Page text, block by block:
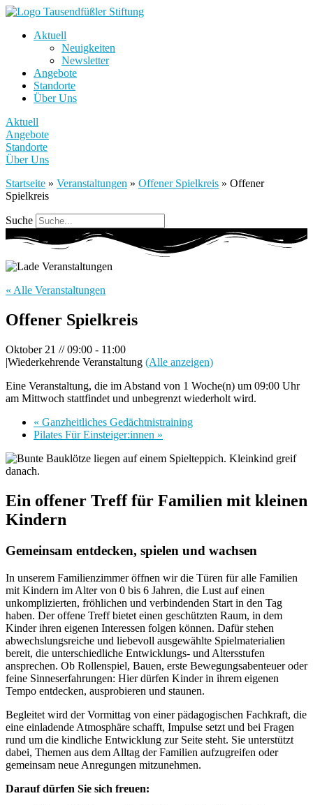
Aktuell
Neuigkeiten
Newsletter
Angebote
Standorte
Über Uns
Aktuell
Angebote
Standorte
Über Uns
Startseite » Veranstaltungen » Offener Spielkreis » Offener
Spielkreis
Suche
« Alle Veranstaltungen
Offener Spielkreis
Oktober 21 // 09:00 - 11:00
|Wiederkehrende Veranstaltung (Alle anzeigen)
Eine Veranstaltung, die im Abstand von 1 Woche(n) um 09:00 Uhr
am Mittwoch stattfindet und unbegrenzt wiederholt wird.
« Ganzheitliches Gedächtnistraining
Pilates Für Einsteiger:innen »
Ein offener Treff für Familien mit kleinen
Kindern
Gemeinsam entdecken, spielen und wachsen
In unserem Familienzimmer öffnen wir die Türen für alle Familien
mit Kindern im Alter von 0 bis 6 Jahren, die Lust auf einen
unkomplizierten, fröhlichen und verbindenden Start in den Tag
haben. Der offene Treff bietet einen geschützten Raum, in dem
Kinder ihren eigenen Interessen folgen können. Dafür stehen
abwechslungsreiche und liebevoll ausgewählte Spielmaterialien
bereit, die unterschiedliche Entwicklungs- und Altersstufen
ansprechen. Ob Rollenspiel, Bauen, erste Bewegungsabenteuer oder
feine Sinneserfahrungen: Hier dürfen Kinder in ihrem eigenen
Tempo entdecken, ausprobieren und staunen.
Begleitet wird der Vormittag von einer pädagogischen Fachkraft, die
eine einladende Atmosphäre schafft, Impulse setzt und bei Fragen
rund um die kindliche Entwicklung zur Seite steht. Sie unterstützt
dabei, Themen aus dem Alltag der Familien aufzugreifen oder
gemeinsam neue Anregungen mitzunehmen.
Darauf dürfen Sie sich freuen: